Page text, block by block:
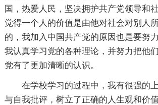
国，热爱人民，坚决拥护共产党领导和
觉得一个人的价值是由他对社会对别人
的，我加入中国共产党的原因也是要努
我认真学习党的各种理论，并努力把他
党有了更加清晰的认识。
在学校学习的过程中，我有很强的
与自我批评，树立了正确的人生观和价